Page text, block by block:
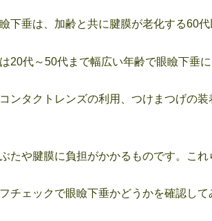
下垂は、加齢と共に腱膜が老化する60
20代～50代まで幅広い年齢で眼瞼下垂
ンタクトレンズの利用、つけまつげの
たや腱膜に負担がかかるものです。こ
チェックで眼瞼下垂かどうかを確認して